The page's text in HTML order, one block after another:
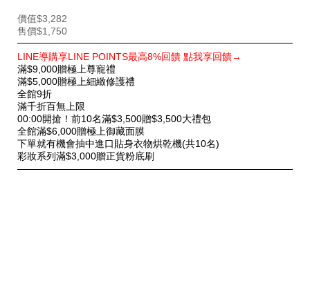
價值$3,282
售價$1,750
別
優
惠
LINE導購享LINE POINTS最高8%回饋 點我享回饋→
滿$9,000贈極上尊寵禮
滿$5,000贈極上細緻修護禮
全館9折
滿千折百無上限
00:00開搶！前10名滿$3,500贈$3,500大禮包
全館滿$6,000贈極上御藏面膜
下單就有機會抽中進口貼身衣物烘乾機(共10名)
彩妝系列滿$3,000贈正貨粉底刷